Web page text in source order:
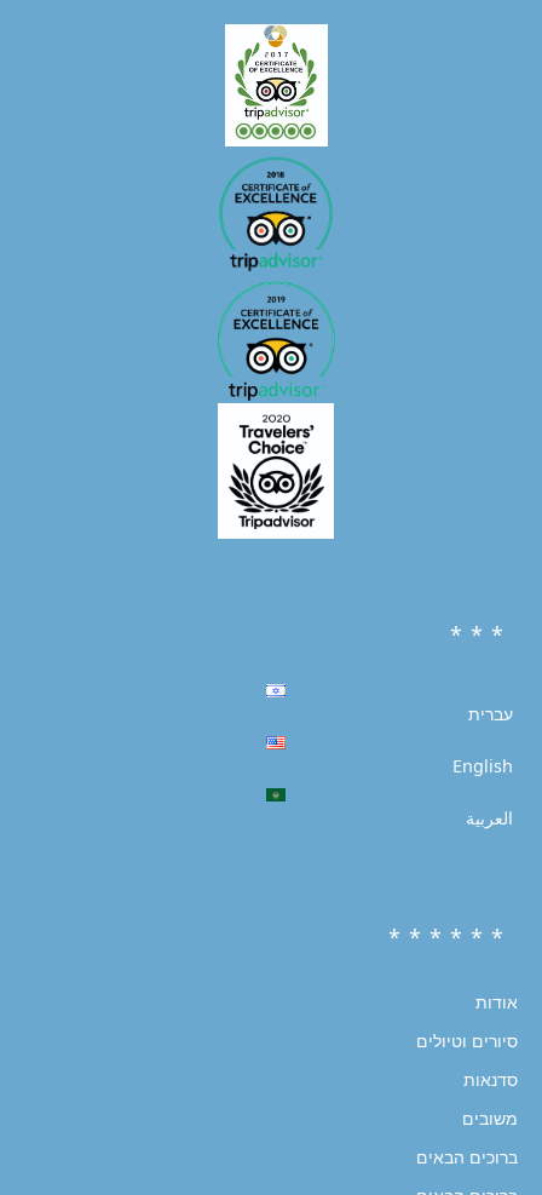
* * *
עברית
English
العربية
* * * * * *
אודות
סיורים וטיולים
סדנאות
משובים
ברוכים הבאים